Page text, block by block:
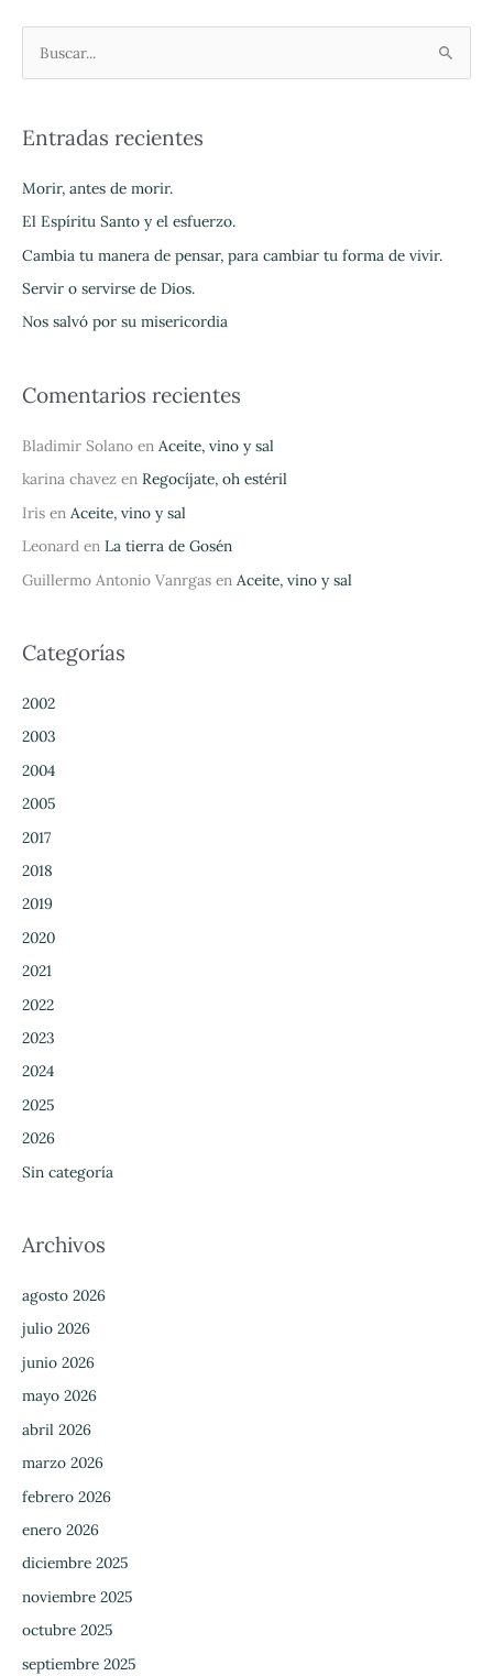
c
o
r
:
Entradas recientes
Morir, antes de morir.
El Espíritu Santo y el esfuerzo.
Cambia tu manera de pensar, para cambiar tu forma de vivir.
Servir o servirse de Dios.
Nos salvó por su misericordia
Comentarios recientes
Bladimir Solano en Aceite, vino y sal
karina chavez en Regocíjate, oh estéril
Iris en Aceite, vino y sal
Leonard en La tierra de Gosén
Guillermo Antonio Vanrgas en Aceite, vino y sal
Categorías
2002
2003
2004
2005
2017
2018
2019
2020
2021
2022
2023
2024
2025
2026
Sin categoría
Archivos
agosto 2026
julio 2026
junio 2026
mayo 2026
abril 2026
marzo 2026
febrero 2026
enero 2026
diciembre 2025
noviembre 2025
octubre 2025
septiembre 2025